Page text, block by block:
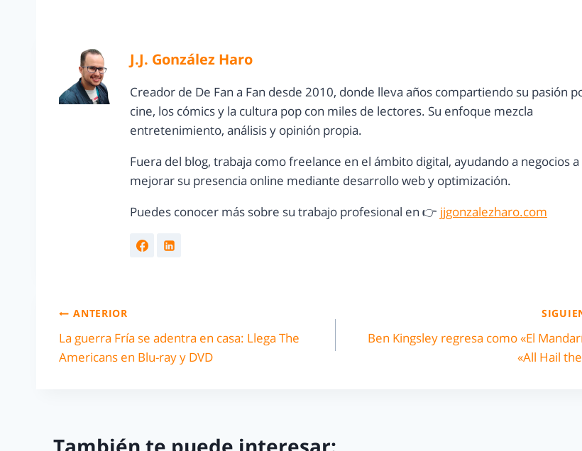
J.J. González Haro
Creador de De Fan a Fan desde 2010, donde lleva años compartiendo su pasión
cine, los cómics y la cultura pop con miles de lectores. Su enfoque mezcla
entretenimiento, análisis y opinión propia.
Fuera del blog, trabaja como freelance en el ámbito digital, ayudando a negocios a
mejorar su presencia online mediante desarrollo web y optimización.
Puedes conocer más sobre su trabajo profesional en 👉 jjgonzalezharo.com
ANTERIOR
La guerra Fría se adentra en casa: Llega The
Americans en Blu-ray y DVD
Ben Kingsley regresa como «El
«All Hail